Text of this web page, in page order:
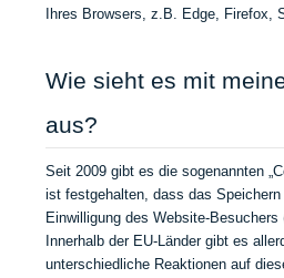
Ihres Browsers, z.B. Edge, Firefox,
Wie sieht es mit
aus?
Seit 2009 gibt es die sogenannten
ist festgehalten, dass das
Einwilligung des Website-
Innerhalb der EU-Länder gibt es
unterschiedliche Reaktionen auf